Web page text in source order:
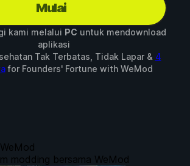
Mulai
kami melalui PC untuk mendownload
aplikasi
Tak Terbatas, Tidak Lapar & 4
for Founders' Fortune with WeMod
modding bersama WeMod